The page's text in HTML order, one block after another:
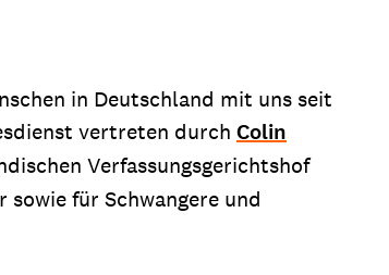
in Deutschland mit uns seit
vertreten durch Colin
Verfassungsgerichtshof
für Schwangere und